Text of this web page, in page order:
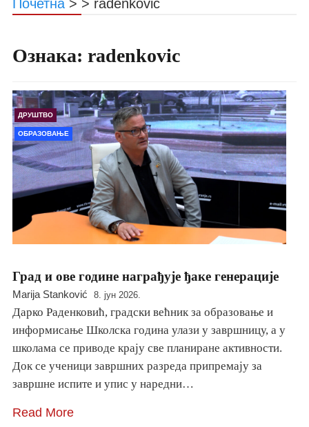
Почетна > > radenkovic
Ознака: radenkovic
ДРУШТВО
ОБРАЗОВАЊЕ
Град и ове године награђује ђаке генерације
Marija Stanković 8. јун 2026.
Дарко Раденковић, градски већник за образовање и
информисање Школска година улази у завршницу, а у
школама се приводе крају све планиране активности.
Док се ученици завршних разреда припремају за
завршне испите и упис у наредни…
Read More